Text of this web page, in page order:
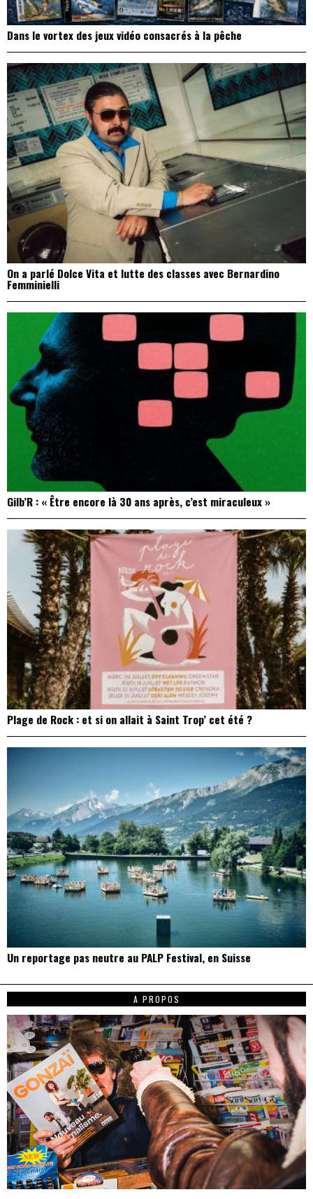
Dans le vortex des jeux vidéo consacrés à la pêche
On a parlé Dolce Vita et lutte des classes avec Bernardino
Femminielli
Gilb’R : « Être encore là 30 ans après, c’est miraculeux »
Plage de Rock : et si on allait à Saint Trop’ cet été ?
Un reportage pas neutre au PALP Festival, en Suisse
A PROPOS